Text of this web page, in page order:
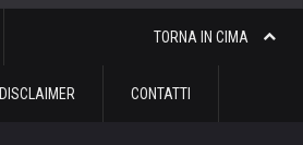
TORNA IN CIMA
DISCLAIMER CONTATTI